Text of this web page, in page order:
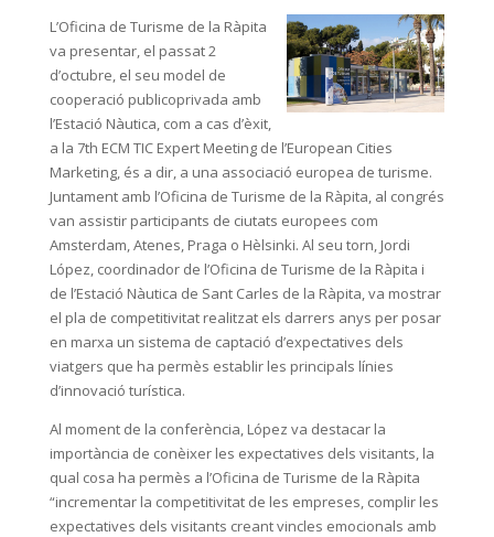
L’Oficina de Turisme de la Ràpita
va presentar, el passat 2
d’octubre, el seu model de
cooperació publicoprivada amb
l’Estació Nàutica, com a cas d’èxit,
a la 7th ECM TIC Expert Meeting de l’European Cities
Marketing, és a dir, a una associació europea de turisme.
Juntament amb l’Oficina de Turisme de la Ràpita, al congrés
van assistir participants de ciutats europees com
Amsterdam, Atenes, Praga o Hèlsinki. Al seu torn, Jordi
López, coordinador de l’Oficina de Turisme de la Ràpita i
de l’Estació Nàutica de Sant Carles de la Ràpita, va mostrar
el pla de competitivitat realitzat els darrers anys per posar
en marxa un sistema de captació d’expectatives dels
viatgers que ha permès establir les principals línies
d’innovació turística.
Al moment de la conferència, López va destacar la
importància de conèixer les expectatives dels visitants, la
qual cosa ha permès a l’Oficina de Turisme de la Ràpita
“incrementar la competitivitat de les empreses, complir les
expectatives dels visitants creant vincles emocionals amb